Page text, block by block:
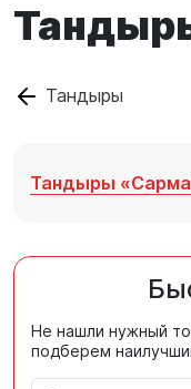
Тандыры
Тандыры
Не нашли нужный
подберем